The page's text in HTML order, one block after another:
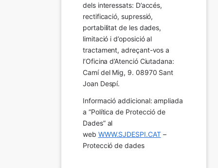
dels interessats: D’accés,
rectificació, supressió,
portabilitat de les dades,
limitació i d’oposició al
tractament, adreçant-vos a
l’Oficina d’Atenció Ciutadana:
Camí del Mig, 9. 08970 Sant
Joan Despí.
Informació addicional: ampliada
a “Política de Protecció de
Dades” al
web WWW.SJDESPI.CAT –
Protecció de dades